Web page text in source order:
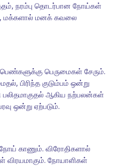
நரம்பு தொடர்பான நோய்கள்
மக்களால் மனக் கவலை
பெருமைகள் சேரும்.
பிரிந்த குடும்பம் ஒன்று
பலிதமாகுதல் ஆகிய நற்பலன்கள்
ஒன்று ஏற்படும்.
நோய் காணும். விரோதிகளால்
விரயமாகும். நோயாளிகள்